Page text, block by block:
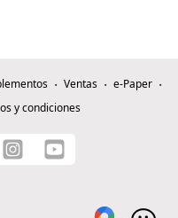
Ventas
e-Paper
y condiciones